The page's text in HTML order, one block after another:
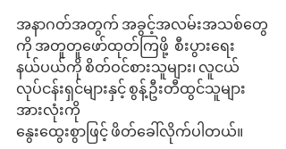
အနာဂတ်အတွက် အခွင့်အလမ်းအသစ်တွေ
ကို အတူတူဖော်ထုတ်ကြဖို့  စီးပွားရေး
နယ်ပယ်ကို စိတ်ဝင်စားသူများ၊ လူငယ်
လုပ်ငန်းရှင်များနှင့် စွန့်ဦးတီထွင်သူများ
အားလုံးကို
နွေးထွေးစွာဖြင့် ဖိတ်ခေါ်လိုက်ပါတယ်။